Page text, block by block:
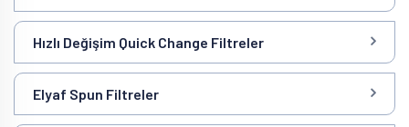
Hızlı Değişim Quick Change Filtreler
Elyaf Spun Filtreler